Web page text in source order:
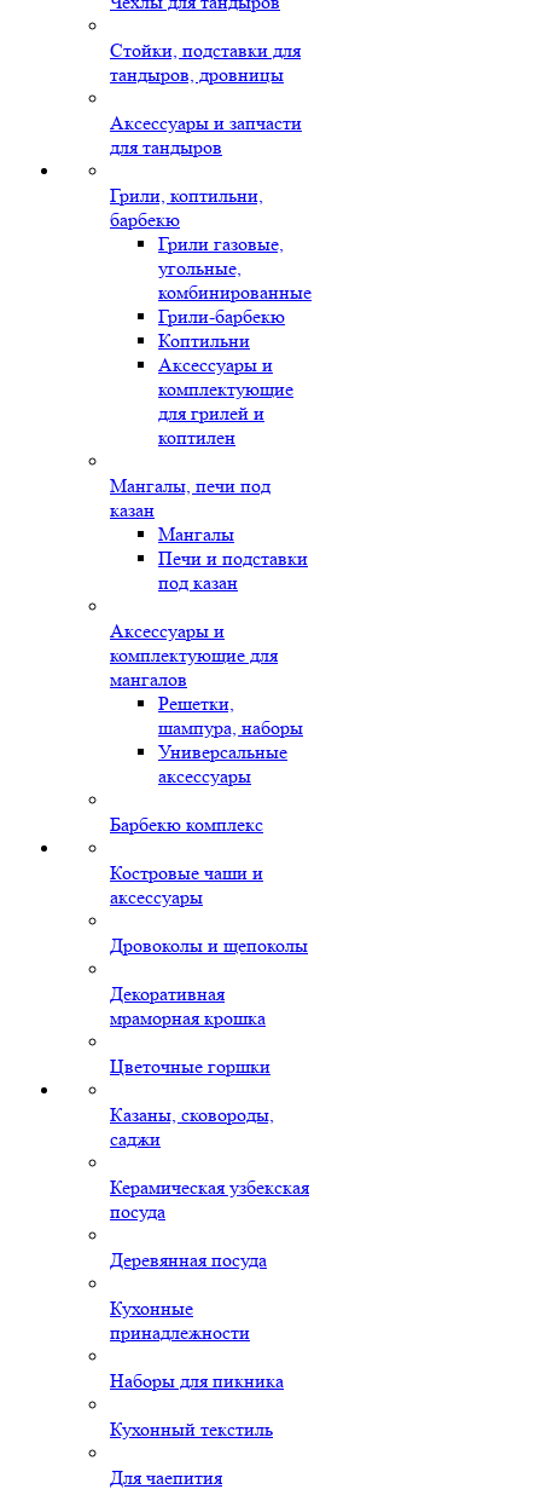
Стойки, подставки для
тандыров, дровницы
Аксессуары и запчасти
для тандыров
Грили, коптильни,
барбекю
Грили газовые,
угольные,
комбинированные
Грили-барбекю
Коптильни
Аксессуары и
комплектующие
для грилей и
коптилен
Мангалы, печи под
казан
Мангалы
Печи и подставки
под казан
Аксессуары и
комплектующие для
мангалов
Решетки,
шампура, наборы
Универсальные
аксессуары
Барбекю комплекс
Костровые чаши и
аксессуары
Дровоколы и щепоколы
Декоративная
мраморная крошка
Цветочные горшки
Казаны, сковороды,
саджи
Керамическая узбекская
посуда
Деревянная посуда
Кухонные
принадлежности
Наборы для пикника
Кухонный текстиль
Для чаепития